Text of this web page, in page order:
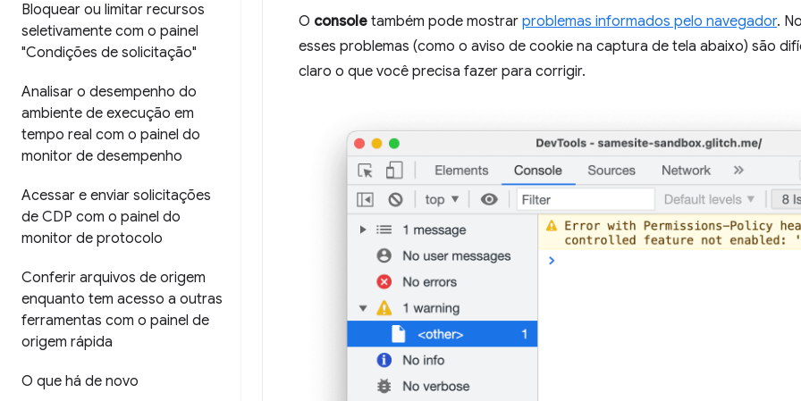
Bloquear ou limitar recursos
seletivamente com o painel
"Condições de solicitação"
Analisar o desempenho do
ambiente de execução em
tempo real com o painel do
monitor de desempenho
Acessar e enviar solicitações
de CDP com o painel do
monitor de protocolo
Conferir arquivos de origem
enquanto tem acesso a outras
ferramentas com o painel de
origem rápida
O que há de novo
O console também pode mostrar problemas informados pelo navegador.
esses problemas (como o aviso de cookie na captura de tela abaixo) são
claro o que você precisa fazer para corrigir.